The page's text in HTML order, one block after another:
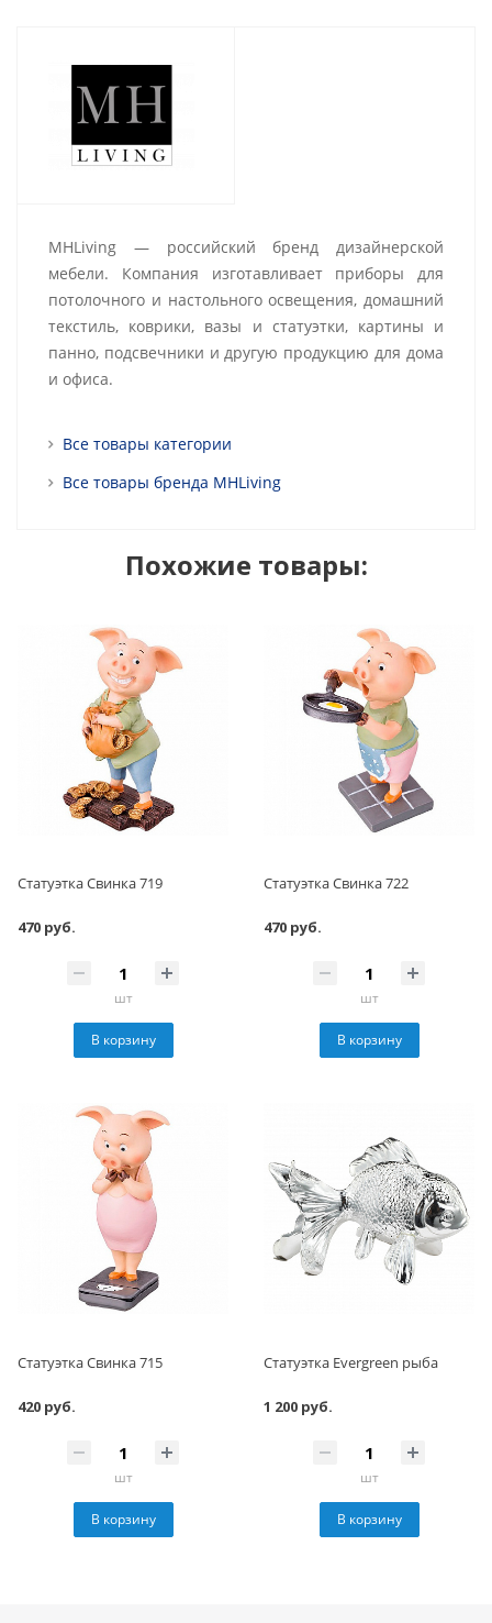
MHLiving — российский бренд дизайнерской
мебели. Компания изготавливает приборы для
потолочного и настольного освещения, домашний
текстиль, коврики, вазы и статуэтки, картины и
панно, подсвечники и другую продукцию для дома
и офиса.
Все товары категории
Все товары бренда MHLiving
Похожие товары:
Статуэтка Свинка 719
470 руб.
шт
В корзину
Статуэтка Свинка 722
470 руб.
шт
В корзину
Статуэтка Свинка 715
420 руб.
шт
В корзину
Статуэтка Evergreen рыба
1 200 руб.
шт
В корзину